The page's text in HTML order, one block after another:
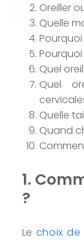
Oreiller
Quelle
Pourquoi
Quel
Quel
Quelle
Quand
1.
?
Le choix de